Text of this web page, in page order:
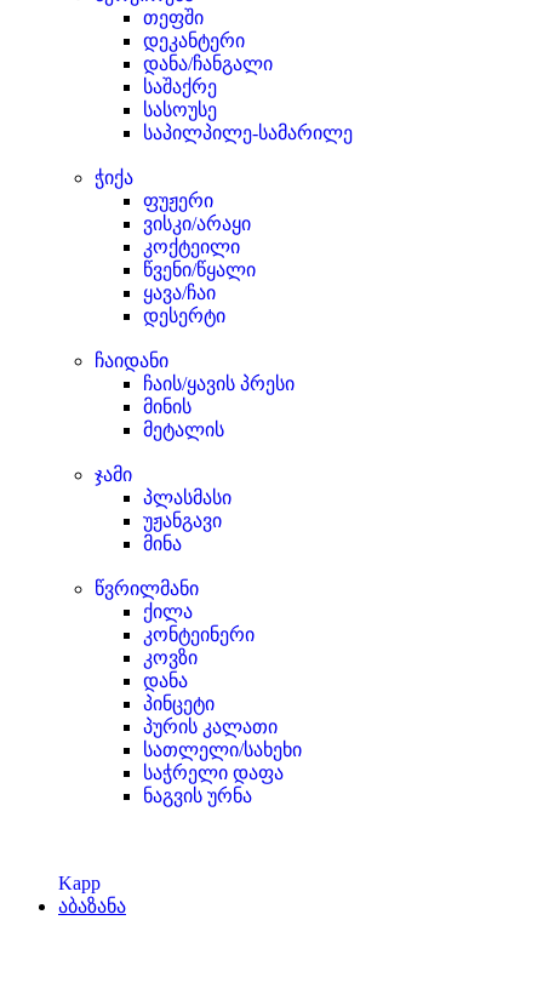
თეფში
დეკანტერი
დანა/ჩანგალი
საშაქრე
სასოუსე
საპილპილე-სამარილე
ჭიქა
ფუჟერი
ვისკი/არაყი
კოქტეილი
წვენი/წყალი
ყავა/ჩაი
დესერტი
ჩაიდანი
ჩაის/ყავის პრესი
მინის
მეტალის
ჯამი
პლასმასი
უჟანგავი
მინა
წვრილმანი
ქილა
კონტეინერი
კოვზი
დანა
პინცეტი
პურის კალათი
სათლელი/სახეხი
საჭრელი დაფა
ნაგვის ურნა
Kapp
აბაზანა